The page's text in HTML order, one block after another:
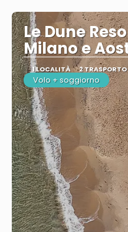
Le Dune
Milano e
1 LOCALITÀ 2 TRASPORTO
Volo + soggiorno